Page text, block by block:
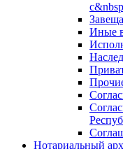
Иные
Нотариальный